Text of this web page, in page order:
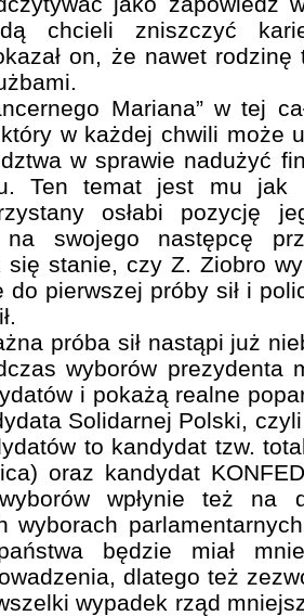
chcieli zniszczyć
on, że nawet
Mariana” w tej
w każdej chwili może
w sprawie nadużyć
Ten temat jest mu jak
osłabi pozycję
na swojego następcę
się stanie, czy Z. Ziobro
do pierwszej próby sił i
próba sił nastąpi już
wyborów prezydenta
i pokażą realne
Solidarnej Polski,
to kandydat tzw.
oraz kandydat
wpłynie też na
wyborach
będzie miał
dlatego też
wypadek rząd